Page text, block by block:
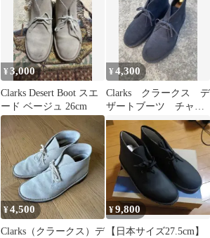
¥3,000
Clarks Desert Boot スエ
ード ベージュ 26cm
¥4,300
Clarks クラークス デ
ザートブーツ チャッ
カブーツ
¥4,500
Clarks（クラークス）デ
¥9,800
【日本サイズ27.5cm】